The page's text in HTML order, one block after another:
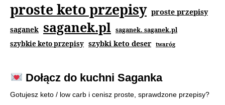
proste keto przepisy proste przepisy
saganek saganek.pl saganek. saganek.pl
szybkie keto przepisy szybki keto deser twaróg
Dołącz do kuchni Saganka
Gotujesz keto / low carb i cenisz proste, sprawdzone przepisy?